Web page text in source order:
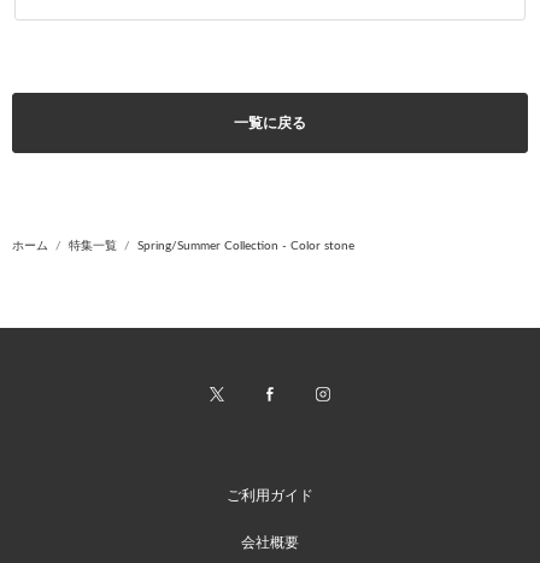
一覧に戻る
ホーム 特集一覧 Spring/Summer Collection - Color stone
ご利用ガイド
会社概要